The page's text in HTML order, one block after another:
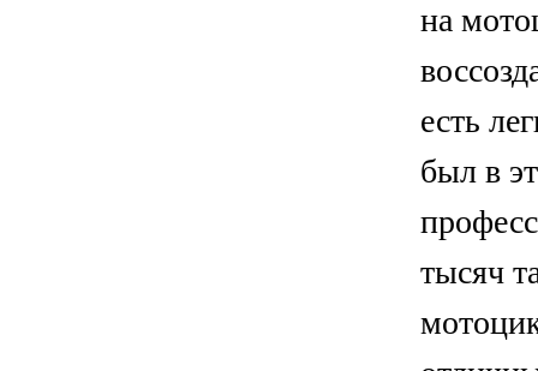
на
есть
был в
тысяч